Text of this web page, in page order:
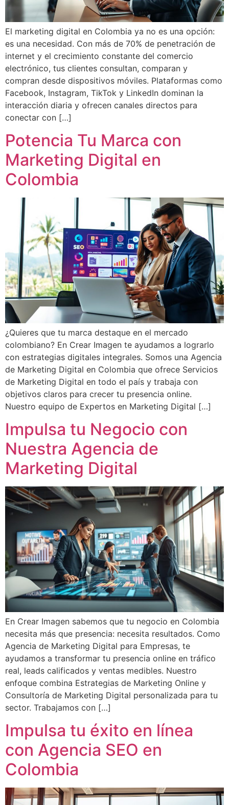
El marketing digital en Colombia ya no es una opción:
es una necesidad. Con más de 70% de penetración de
internet y el crecimiento constante del comercio
electrónico, tus clientes consultan, comparan y
compran desde dispositivos móviles. Plataformas como
Facebook, Instagram, TikTok y LinkedIn dominan la
interacción diaria y ofrecen canales directos para
conectar con […]
Potencia Tu Marca con
Marketing Digital en
Colombia
¿Quieres que tu marca destaque en el mercado
colombiano? En Crear Imagen te ayudamos a lograrlo
con estrategias digitales integrales. Somos una Agencia
de Marketing Digital en Colombia que ofrece Servicios
de Marketing Digital en todo el país y trabaja con
objetivos claros para crecer tu presencia online.
Nuestro equipo de Expertos en Marketing Digital […]
Impulsa tu Negocio con
Nuestra Agencia de
Marketing Digital
En Crear Imagen sabemos que tu negocio en Colombia
necesita más que presencia: necesita resultados. Como
Agencia de Marketing Digital para Empresas, te
ayudamos a transformar tu presencia online en tráfico
real, leads calificados y ventas medibles. Nuestro
enfoque combina Estrategias de Marketing Online y
Consultoría de Marketing Digital personalizada para tu
sector. Trabajamos con […]
Impulsa tu éxito en línea
con Agencia SEO en
Colombia